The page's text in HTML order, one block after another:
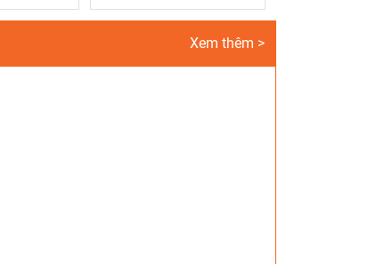
Xem thêm >